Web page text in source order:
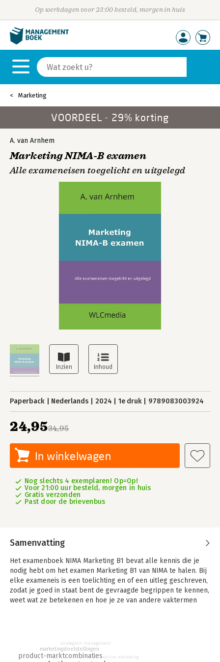
Op werkdagen voor 23:00 besteld, morgen in huis
Marketing
VOORDEEL - 29% korting
A. van Arnhem
Marketing NIMA-B examen
Alle exameneisen toegelicht en uitgelegd
Paperback Nederlands 2024 1e druk 9789083003924
34,95
24,95
In winkelwagen
Nog slechts 4 exemplaren! Op=Op!
Voor 21:00 uur besteld, morgen in huis
Gratis verzonden
Past door de brievenbus
Samenvatting
Het examenboek NIMA Marketing B1 bevat alle kennis die je
nodig hebt om het examen Marketing B1 van NIMA te halen. Bij
elke exameneis is een toelichting en of een uitleg geschreven,
zodat je goed in staat bent de gevraagde begrippen te kennen,
weet wat ze betekenen en hoe je ze van andere vaktermen
examenboeken Basiskennis en Marketing A. Voor dit examen
wordt deze kennis voorondersteld. In dit B-examen voor
product-marktcombinaties
marketingdoelstellingen
strategisch management
online marketing